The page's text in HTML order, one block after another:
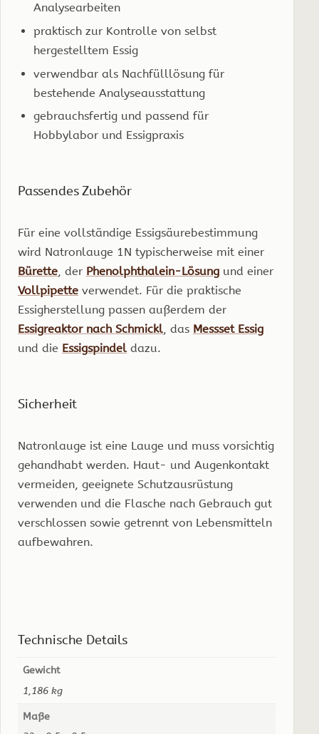
Analysearbeiten
praktisch zur Kontrolle von selbst
hergestelltem Essig
verwendbar als Nachfülllösung für
bestehende Analyseausstattung
gebrauchsfertig und passend für
Hobbylabor und Essigpraxis
Passendes Zubehör
Für eine vollständige Essigsäurebestimmung
wird Natronlauge 1N typischerweise mit einer
Bürette, der Phenolphthalein-Lösung und einer
Vollpipette verwendet. Für die praktische
Essigherstellung passen außerdem der
Essigreaktor nach Schmickl, das Messset Essig
und die Essigspindel dazu.
Sicherheit
Natronlauge ist eine Lauge und muss vorsichtig
gehandhabt werden. Haut- und Augenkontakt
vermeiden, geeignete Schutzausrüstung
verwenden und die Flasche nach Gebrauch gut
verschlossen sowie getrennt von Lebensmitteln
aufbewahren.
Technische Details
Gewicht
1,186 kg
Maße